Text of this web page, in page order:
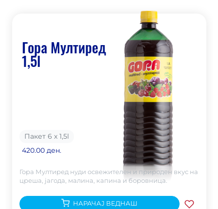
Гора Мултиред
1,5l
Пакет 6 х 1,5l
420.00 ден.
Гора Мултиред нуди освежителен и природен вкус на
цреша, јагода, малина, капина и боровница.
НАРАЧАЈ ВЕДНАШ